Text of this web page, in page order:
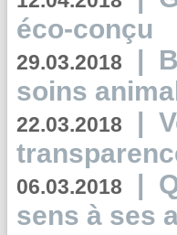
éco-conçu
29.03.2018 |
soins
22.03.2018 |
06.03.2018 |
sens à ses